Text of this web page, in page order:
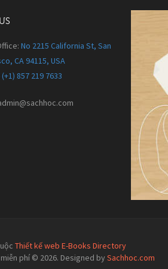
No 2215 California St, San
CA 94115, USA
(+1) 857 219 7633
Thiết kế web E-Books Directory
phí © 2026. Designed by Sachhoc.com